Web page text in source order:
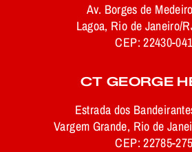
Av. Borges de
Lagoa, Rio de Janeiro/
CEP: 22430-041
CT GEORGE
Estrada dos
Vargem Grande, Rio de
CEP: 22785-275